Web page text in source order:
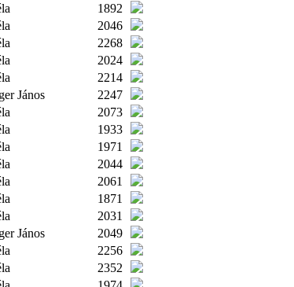
1892
2046
2268
2024
2214
János
2247
2073
1933
1971
2044
2061
1871
2031
János
2049
2256
2352